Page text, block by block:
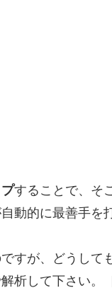
することで、そ
動的に最善手を
すが、どうして
析して下さい。